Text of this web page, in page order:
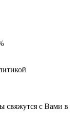
свяжутся с Вами в